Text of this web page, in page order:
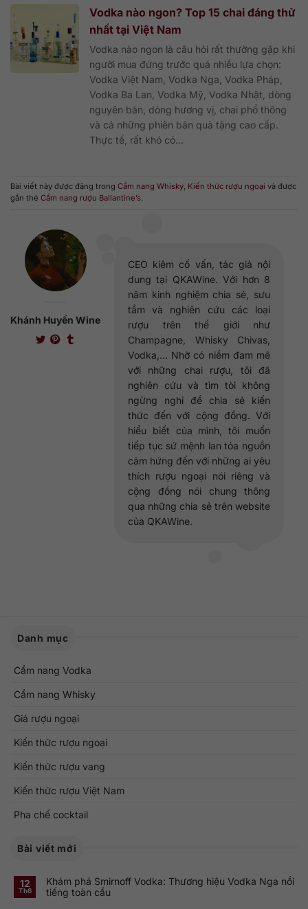
Vodka nào ngon? Top 15 chai đáng thử
nhất tại Việt Nam
Vodka nào ngon là câu hỏi rất thường gặp khi
người mua đứng trước quá nhiều lựa chọn:
Vodka Việt Nam, Vodka Nga, Vodka Pháp,
Vodka Ba Lan, Vodka Mỹ, Vodka Nhật, dòng
nguyên bản, dòng hương vị, chai phổ thông
và cả những phiên bản quà tặng cao cấp.
Thực tế, rất khó có...
Bài viết này được đăng trong Cẩm nang Whisky, Kiến thức rượu ngoại và được
gắn thẻ Cẩm nang rượu Ballantine’s.
Khánh Huyền Wine
CEO kiêm cố vấn, tác giả nội
dung tại QKAWine. Với hơn 8
năm kinh nghiệm chia sẻ, sưu
tầm và nghiên cứu các loại
rượu trên thế giới như
Champagne, Whisky Chivas,
Vodka,... Nhờ có niềm đam mê
với những chai rượu, tôi đã
nghiên cứu và tìm tòi không
ngừng nghỉ để chia sẻ kiến
thức đến với cộng đồng. Với
hiểu biết của mình, tôi muốn
tiếp tục sứ mệnh lan tỏa nguồn
cảm hứng đến với những ai yêu
thích rượu ngoại nói riêng và
cộng đồng nói chung thông
qua những chia sẻ trên website
của QKAWine.
Danh mục
Cẩm nang Vodka
Cẩm nang Whisky
Giá rượu ngoại
Kiến thức rượu ngoại
Kiến thức rượu vang
Kiến thức rượu Việt Nam
Pha chế cocktail
Bài viết mới
12
Th6
Khám phá Smirnoff Vodka: Thương hiệu Vodka Nga nổi
tiếng toàn cầu